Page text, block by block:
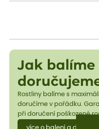
Jak balíme
Rostliny balíme s
doručíme v pořádku.
při doručení poškozené